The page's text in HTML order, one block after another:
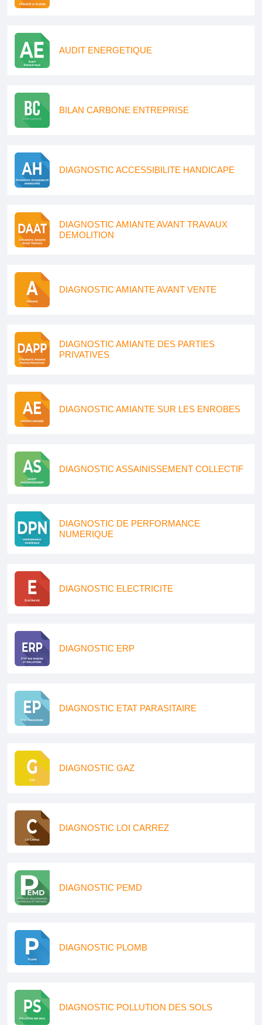
AUDIT ENERGETIQUE
BILAN CARBONE ENTREPRISE
DIAGNOSTIC ACCESSIBILITE HANDICAPE
DIAGNOSTIC AMIANTE AVANT TRAVAUX
DEMOLITION
DIAGNOSTIC AMIANTE AVANT VENTE
DIAGNOSTIC AMIANTE DES PARTIES
PRIVATIVES
DIAGNOSTIC AMIANTE SUR LES ENROBES
DIAGNOSTIC ASSAINISSEMENT COLLECTIF
DIAGNOSTIC DE PERFORMANCE
NUMERIQUE
DIAGNOSTIC ELECTRICITE
DIAGNOSTIC ERP
DIAGNOSTIC ETAT PARASITAIRE
DIAGNOSTIC GAZ
DIAGNOSTIC LOI CARREZ
DIAGNOSTIC PEMD
DIAGNOSTIC PLOMB
DIAGNOSTIC POLLUTION DES SOLS